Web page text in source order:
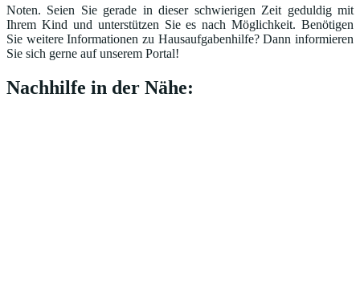
Noten. Seien Sie gerade in dieser schwierigen Zeit geduldig mit
Ihrem Kind und unterstützen Sie es nach Möglichkeit. Benötigen
Sie weitere Informationen zu Hausaufgabenhilfe? Dann informieren
Sie sich gerne auf unserem Portal!
Nachhilfe in der Nähe: